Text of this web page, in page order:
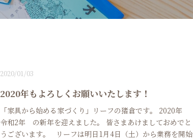
2020/01/03
2020年もよろしくお願いいたします！
「家具から始める家づくり」リーフの猪倉です。 2020年
令和2年 の新年を迎えました。 皆さまあけましておめでと
うございます。 リーフは明日1月4日（土）から業務を開始